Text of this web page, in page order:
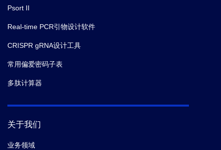
Psort II
Real-time PCR引物设计软件
CRISPR gRNA设计工具
常用偏爱密码子表
多肽计算器
关于我们
业务领域